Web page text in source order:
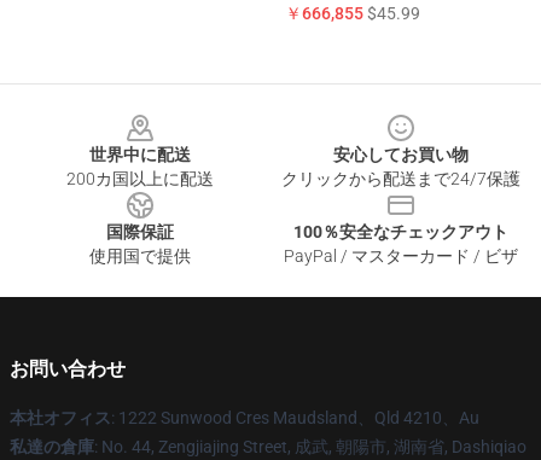
￥666,855$45.99
世界中に配送
200カ国以上に配送
安心してお買い物
クリックから配送まで24/7保護
国際保証
使用国で提供
100％安全なチェックアウト
PayPal / マスターカード / ビザ
お問い合わせ
本社オフィス: 1222 Sunwood Cres Maudsland、Qld 4210、Au
私達の倉庫: No. 44, Zengjiajing Street, 成武, 朝陽市, 湖南省, Dashiqiao